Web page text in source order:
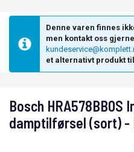
Denne varen finnes
men kontakt oss
et alternativt produkt
Bosch HRA578BB0S
damptilførsel (sort) -